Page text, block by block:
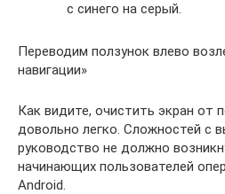
с синего на серый.
Переводим ползунок влево
навигации»
Как видите, очистить экран от
довольно легко. Сложностей с
руководство не должно
начинающих пользователей
Android.